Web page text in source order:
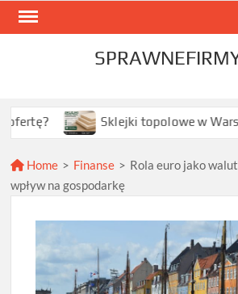
Skip
Sklejki topolowe w Warszawie –
Home > Finanse > Rola euro jako
wpływ na gospodarkę